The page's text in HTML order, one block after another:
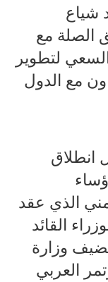
شياع
الصلة مع
لتطوير
مع الدول
انطلاق
العربي الـ13 لرؤساء
الذي عقد
القائد
وزارة
العربي